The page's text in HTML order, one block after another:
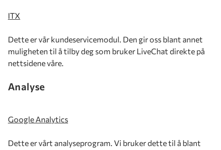
ITX
Dette er vår kundeservicemodul. Den gir oss blant annet
muligheten til å tilby deg som bruker LiveChat direkte på
nettsidene våre.
Analyse
Google Analytics
Dette er vårt analyseprogram. Vi bruker dette til å blant